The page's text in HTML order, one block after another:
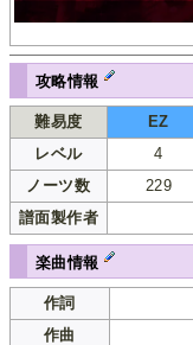
攻略情報
難易度 EZ
レベル
4
ノーツ数
229
譜面製作者
楽曲情報
作詞
作曲